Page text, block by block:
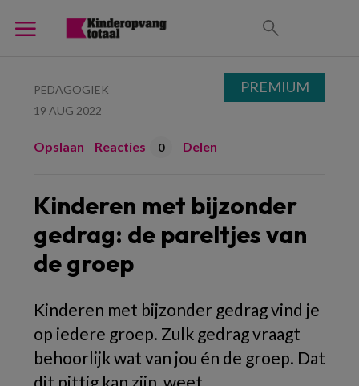
PEDAGOGIEK
19 AUG 2022
Opslaan Reacties 0 Delen
Kinderen met bijzonder
gedrag: de pareltjes van
de groep
Kinderen met bijzonder gedrag vind je
op iedere groep. Zulk gedrag vraagt
behoorlijk wat van jou én de groep. Dat
dit pittig kan zijn, weet
PREMIUM